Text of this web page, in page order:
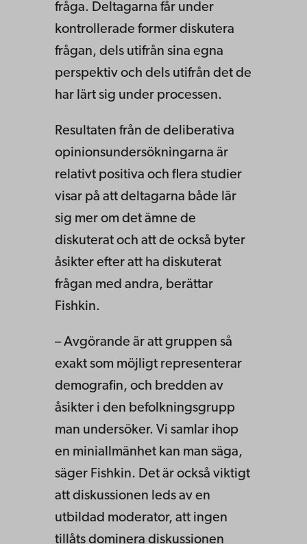
fråga. Deltagarna får under
kontrollerade former diskutera
frågan, dels utifrån sina egna
perspektiv och dels utifrån det de
har lärt sig under processen.
Resultaten från de deliberativa
opinionsundersökningarna är
relativt positiva och flera studier
visar på att deltagarna både lär
sig mer om det ämne de
diskuterat och att de också byter
åsikter efter att ha diskuterat
frågan med andra, berättar
Fishkin.
– Avgörande är att gruppen så
exakt som möjligt representerar
demografin, och bredden av
åsikter i den befolkningsgrupp
man undersöker. Vi samlar ihop
en miniallmänhet kan man säga,
säger Fishkin. Det är också viktigt
att diskussionen leds av en
utbildad moderator, att ingen
tillåts dominera diskussionen